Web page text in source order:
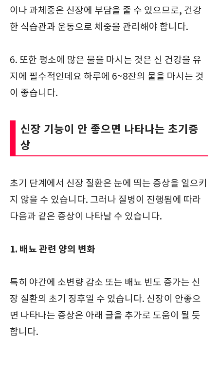
이나 과체중은 신장에 부담을 줄 수 있으므로, 건강
한 식습관과 운동으로 체중을 관리해야 합니다.
6. 또한 평소에 많은 물을 마시는 것은 신 건강을 유
지에 필수적인데요 하루에 6~8잔의 물을 마시는 것
이 좋습니다.
신장 기능이 안 좋으면 나타나는 초기증
상
초기 단계에서 신장 질환은 눈에 띄는 증상을 일으키
지 않을 수 있습니다. 그러나 질병이 진행됨에 따라
다음과 같은 증상이 나타날 수 있습니다.
1. 배뇨 관련 양의 변화
특히 야간에 소변량 감소 또는 배뇨 빈도 증가는 신
장 질환의 초기 징후일 수 있습니다. 신장이 안좋으
면 나타나는 증상은 아래 글을 추가로 도움이 될 듯
합니다.